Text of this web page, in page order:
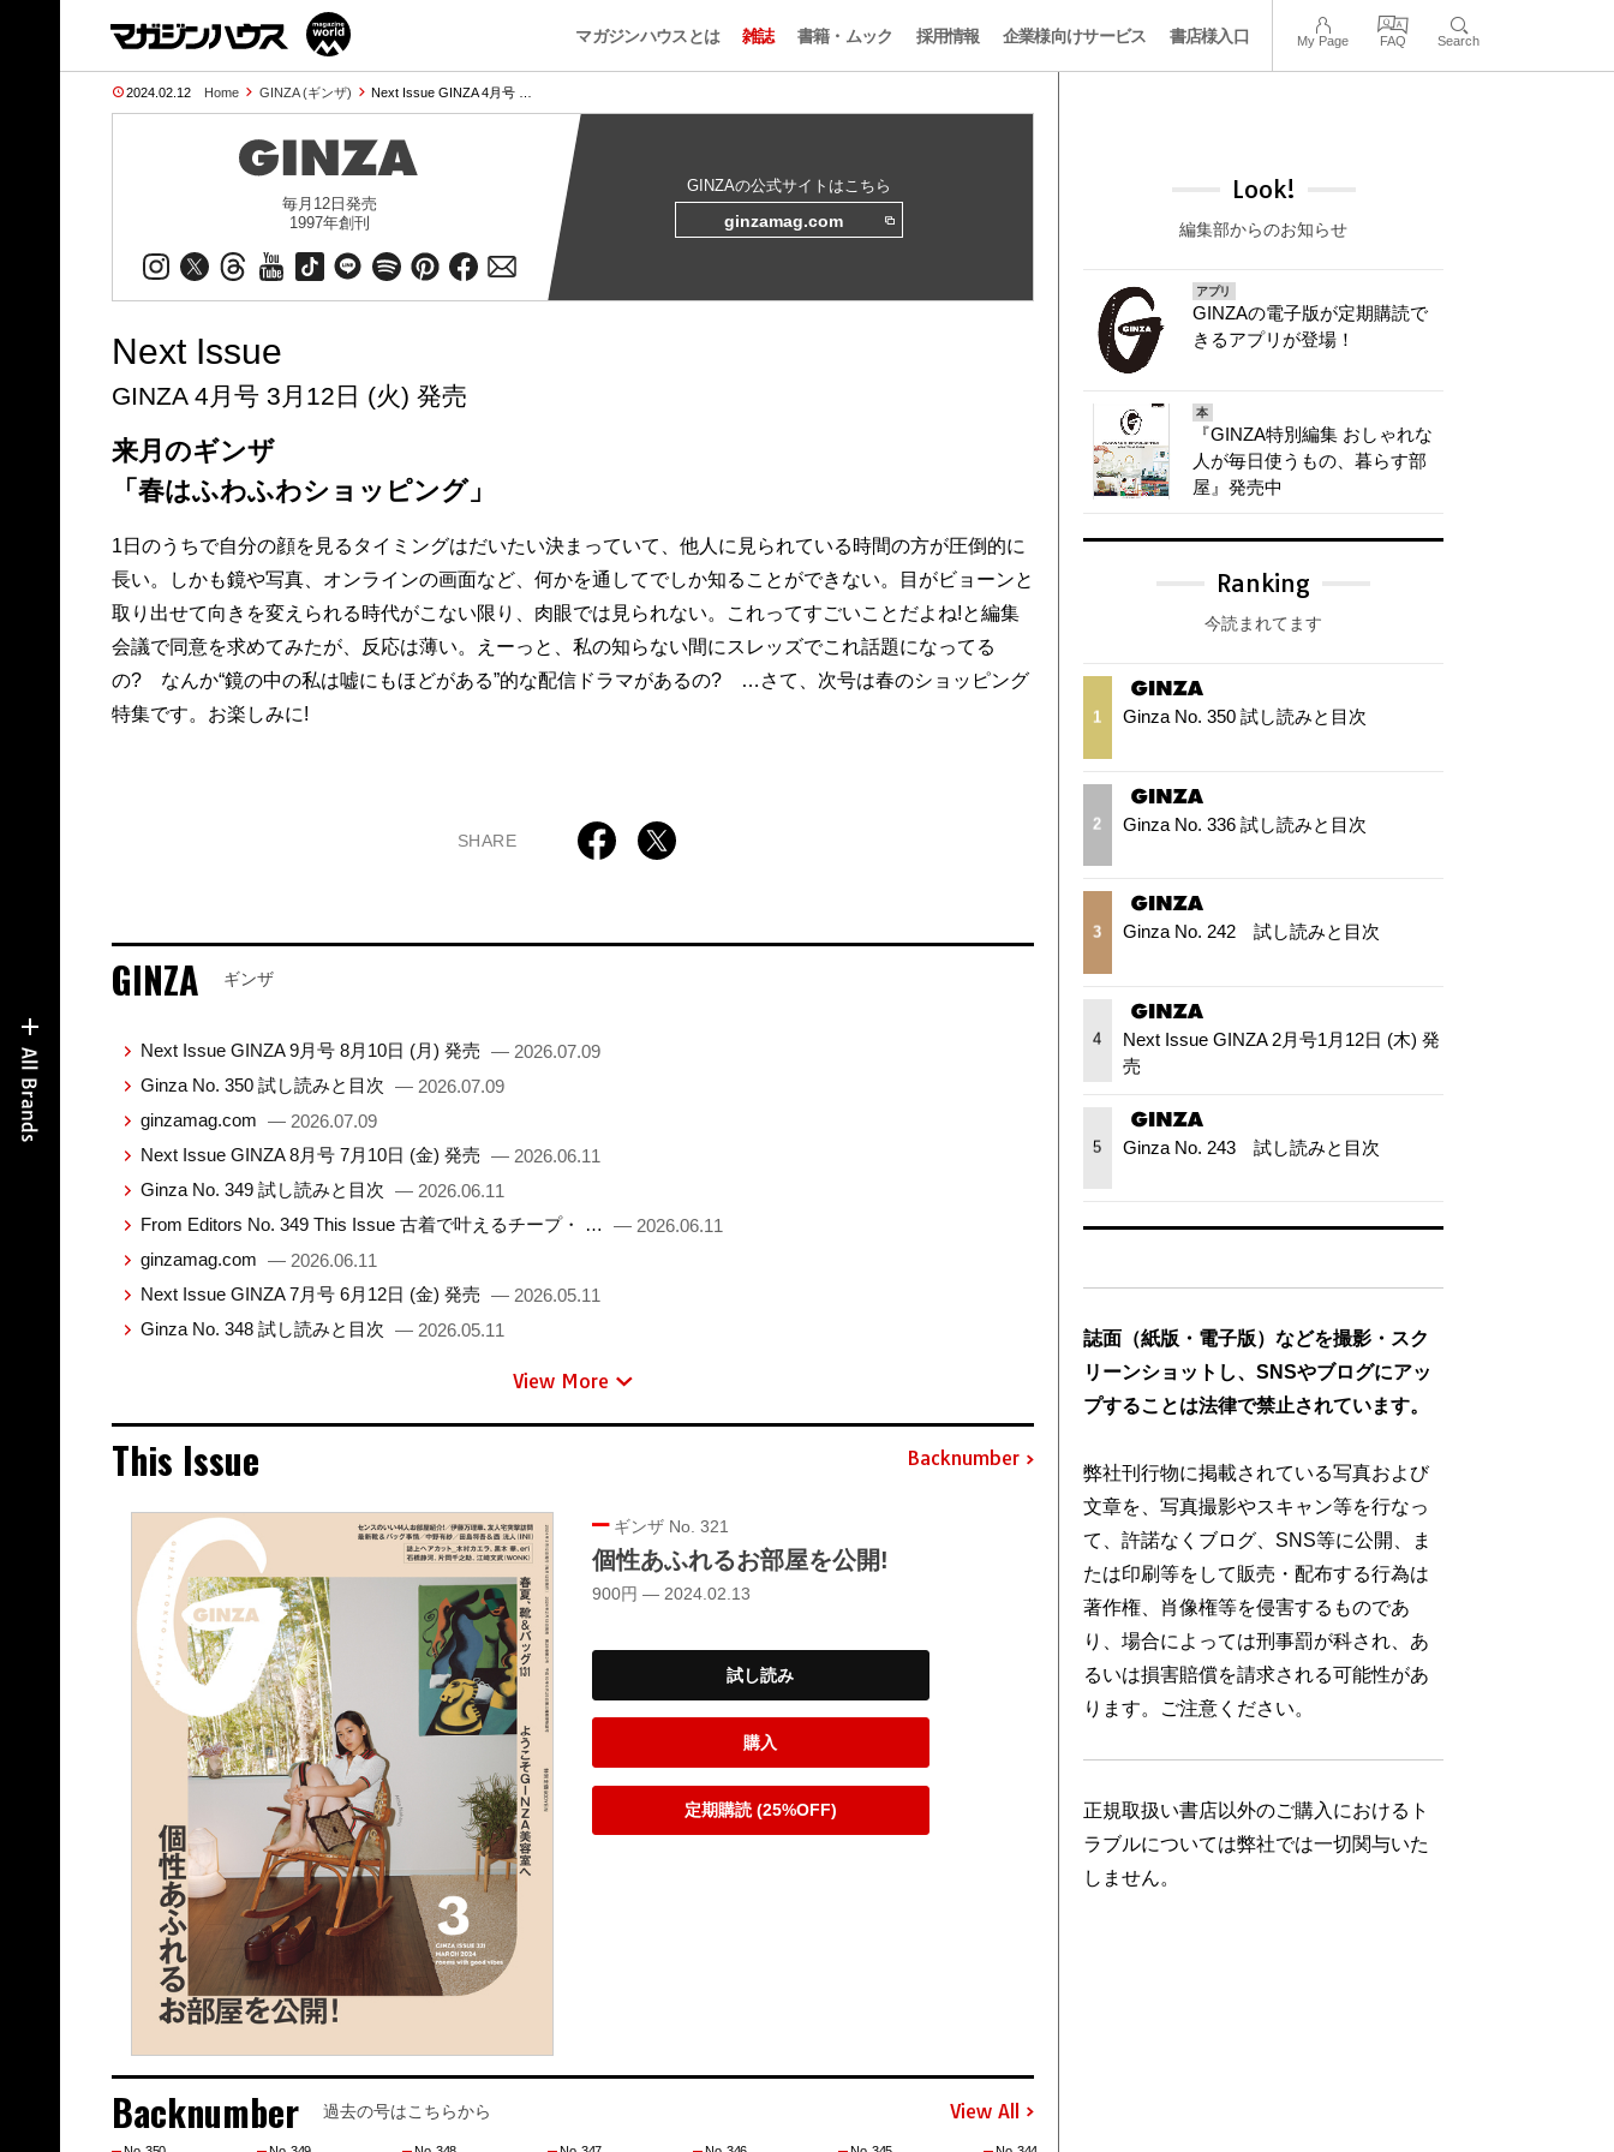
マガジンハウスとは 雑誌 書籍・ムック 採用情報 企業様向けサービス 書店様入口 My Page FAQ Search
2024.02.12 Home GINZA (ギンザ) Next Issue GINZA 4月号 …
毎月12日発売
1997年創刊
GINZAの公式サイトはこちら
ginzamag.com
Next Issue
GINZA 4月号 3月12日 (火) 発売
来月のギンザ
「春はふわふわショッピング」
1日のうちで自分の顔を見るタイミングはだいたい決まっていて、他人に見られている時間の方が圧倒的に
長い。しかも鏡や写真、オンラインの画面など、何かを通してでしか知ることができない。目がビョーンと
取り出せて向きを変えられる時代がこない限り、肉眼では見られない。これってすごいことだよね!と編集
会議で同意を求めてみたが、反応は薄い。えーっと、私の知らない間にスレッズでこれ話題になってる
の? なんか“鏡の中の私は嘘にもほどがある”的な配信ドラマがあるの? …さて、次号は春のショッピング
特集です。お楽しみに!
SHARE
GINZA ギンザ
Next Issue GINZA 9月号 8月10日 (月) 発売 — 2026.07.09
Ginza No. 350 試し読みと目次 — 2026.07.09
ginzamag.com — 2026.07.09
Next Issue GINZA 8月号 7月10日 (金) 発売 — 2026.06.11
Ginza No. 349 試し読みと目次 — 2026.06.11
From Editors No. 349 This Issue 古着で叶えるチープ・ …
— 2026.06.11
ginzamag.com — 2026.06.11
Next Issue GINZA 7月号 6月12日 (金) 発売 — 2026.05.11
Ginza No. 348 試し読みと目次 — 2026.05.11
View More
This Issue Backnumber
ギンザ No. 321
個性あふれるお部屋を公開!
900円 — 2024.02.13
試し読み
購入
定期購読 (25%OFF)
Backnumber 過去の号はこちらから View All
Look!
編集部からのお知らせ
アプリ
GINZAの電子版が定期購読で
きるアプリが登場！
本
『GINZA特別編集 おしゃれな
人が毎日使うもの、暮らす部
屋』発売中
Ranking
今読まれてます
1 Ginza No. 350 試し読みと目次
2 Ginza No. 336 試し読みと目次
3 Ginza No. 242 試し読みと目次
4
Next Issue GINZA 2月号1月12日 (木) 発
売
5 Ginza No. 243 試し読みと目次
誌面（紙版・電子版）などを撮影・スク
リーンショットし、SNSやブログにアッ
プすることは法律で禁止されています。
弊社刊行物に掲載されている写真および
文章を、写真撮影やスキャン等を行なっ
て、許諾なくブログ、SNS等に公開、ま
たは印刷等をして販売・配布する行為は
著作権、肖像権等を侵害するものであ
り、場合によっては刑事罰が科され、あ
るいは損害賠償を請求される可能性があ
ります。ご注意ください。
正規取扱い書店以外のご購入におけるト
ラブルについては弊社では一切関与いた
しません。